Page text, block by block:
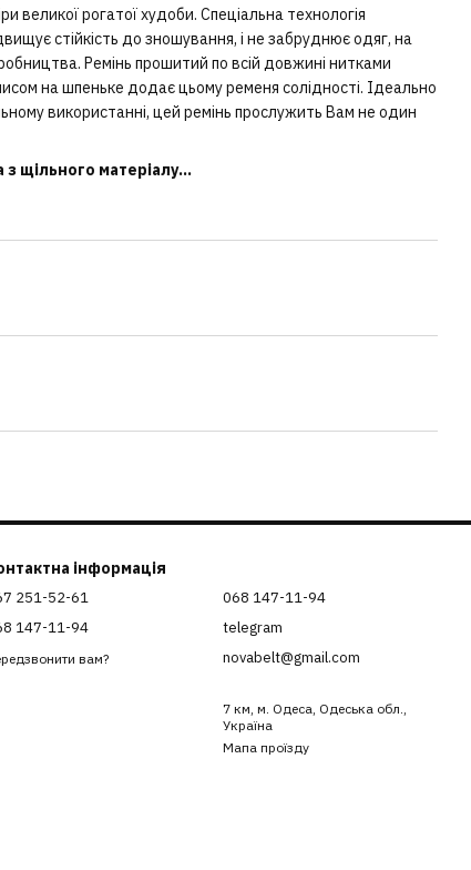
великої рогатої худоби. Спеціальна технологія
стійкість до зношування, і не забруднює одяг, на
Ремінь прошитий по всій довжині нитками
на шпеньке додає цьому ременя солідності. Ідеально
використанні, цей ремінь прослужить Вам не один
щільного матеріалу...
інформація
251-52-61
147-11-94
вам?
068 147-11-94
telegram
novabelt@gmail.com
7 км, м. Одеса, Одеська обл.,
Україна
Мапа проїзду